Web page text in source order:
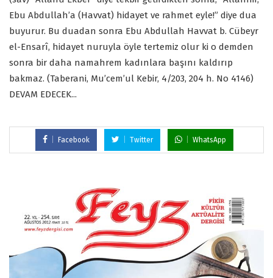
Ebu Abdullah’a (Havvat) hidayet ve rahmet eyle!” diye dua
buyurur. Bu duadan sonra Ebu Abdullah Havvat b. Cübeyr
el-Ensarî, hidayet nuruyla öyle tertemiz olur ki o demden
sonra bir daha namahrem kadınlara başını kaldırıp
bakmaz. (Taberani, Mu’cem’ul Kebir, 4/203, 204 h. No 4146)
DEVAM EDECEK...
Facebook Twitter WhatsApp